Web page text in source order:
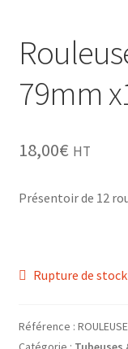
Tubeuses/Rouleuses
Menthol
CBD, Poppers &
79mm
18,00€ HT
Présentoir de 12
Rupture de stock
Référence :